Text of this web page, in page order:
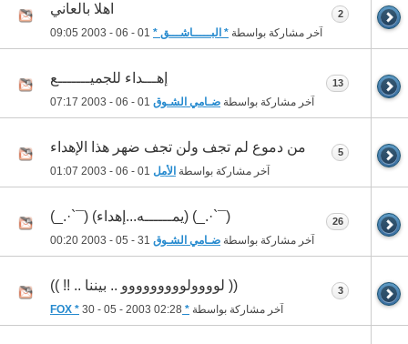
اهلا بالعاني
آخر مشاركة بواسطة * البـــــاشـــق * 09:05
2
إهـــداء للجميـــــــع
آخر مشاركة بواسطة ضـامي الشـوق 07:17
13
من دموع لم تجف ولن تجف ضهر هذا الإهداء
آخر مشاركة بواسطة الأمل 01:07
5
(¯`·._) (يمــــــه...إهداء) (¯`·._)
آخر مشاركة بواسطة ضـامي الشـوق 00:20
26
(( لوووولووووووووو .. بيننا .. !! ))
آخر مشاركة بواسطة * FOX *
30 - 05 - 2003 02:28
3